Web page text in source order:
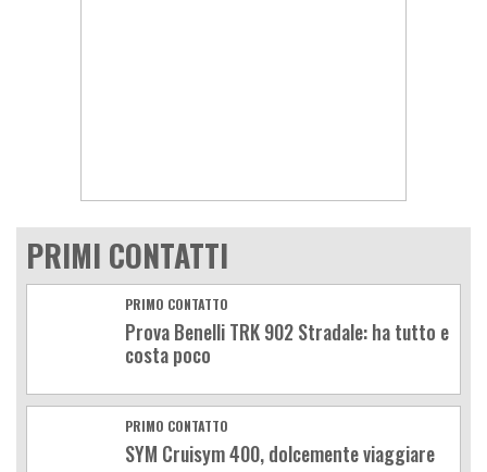
PRIMI CONTATTI
PRIMO CONTATTO
Prova Benelli TRK 902 Stradale: ha tutto e
costa poco
PRIMO CONTATTO
SYM Cruisym 400, dolcemente viaggiare